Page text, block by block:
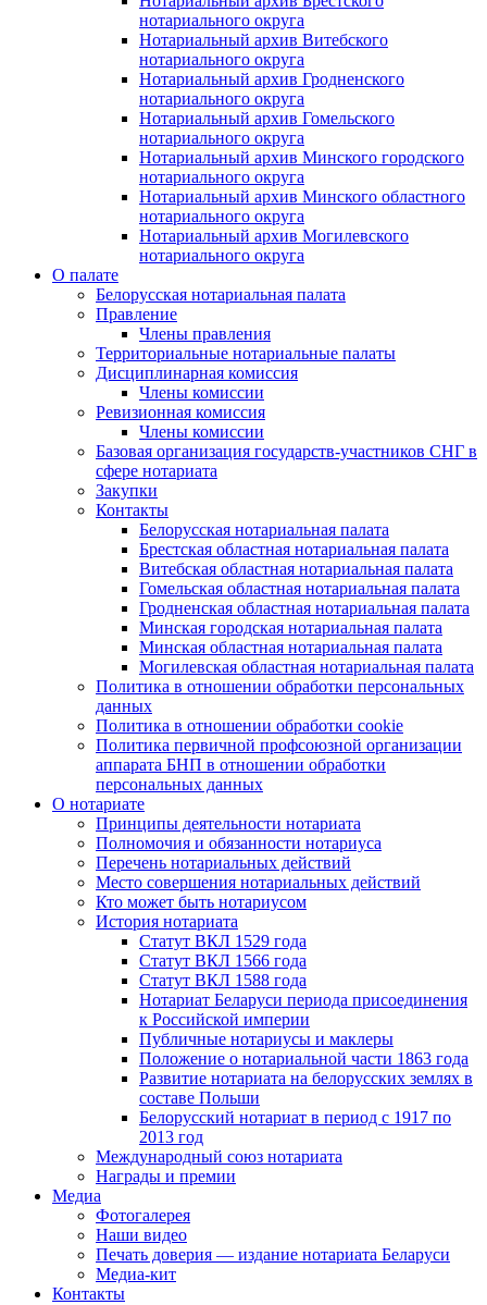
нотариального округа
Нотариальный архив Витебского
нотариального округа
Нотариальный архив Гродненского
нотариального округа
Нотариальный архив Гомельского
нотариального округа
Нотариальный архив Минского городского
нотариального округа
Нотариальный архив Минского областного
нотариального округа
Нотариальный архив Могилевского
нотариального округа
О палате
Белорусская нотариальная палата
Правление
Члены правления
Территориальные нотариальные палаты
Дисциплинарная комиссия
Члены комиссии
Ревизионная комиссия
Члены комиссии
Базовая организация государств-участников СНГ в
сфере нотариата
Закупки
Контакты
Белорусская нотариальная палата
Брестская областная нотариальная палата
Витебская областная нотариальная палата
Гомельская областная нотариальная палата
Гродненская областная нотариальная палата
Минская городская нотариальная палата
Минская областная нотариальная палата
Могилевская областная нотариальная палата
Политика в отношении обработки персональных
данных
Политика в отношении обработки cookie
Политика первичной профсоюзной организации
аппарата БНП в отношении обработки
персональных данных
О нотариате
Принципы деятельности нотариата
Полномочия и обязанности нотариуса
Перечень нотариальных действий
Место совершения нотариальных действий
Кто может быть нотариусом
История нотариата
Статут ВКЛ 1529 года
Статут ВКЛ 1566 года
Статут ВКЛ 1588 года
Нотариат Беларуси периода присоединения
к Российской империи
Публичные нотариусы и маклеры
Положение о нотариальной части 1863 года
Развитие нотариата на белорусских землях в
составе Польши
Белорусский нотариат в период с 1917 по
2013 год
Международный союз нотариата
Награды и премии
Медиа
Фотогалерея
Наши видео
Печать доверия — издание нотариата Беларуси
Медиа-кит
Контакты